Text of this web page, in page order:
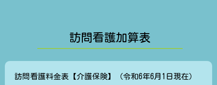
訪問看護加算表
訪問看護料金表【介護保険】（令和6年6月1日現在）